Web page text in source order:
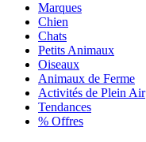
Marques
Chien
Chats
Petits Animaux
Oiseaux
Animaux de Ferme
Activités de Plein Air
Tendances
% Offres